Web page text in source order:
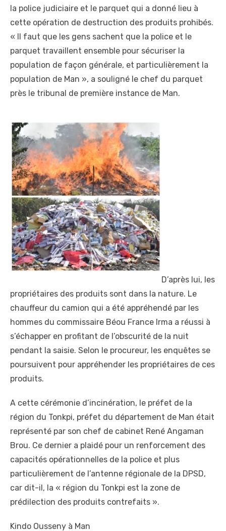
la police judiciaire et le parquet qui a donné lieu à
cette opération de destruction des produits prohibés.
« Il faut que les gens sachent que la police et le
parquet travaillent ensemble pour sécuriser la
population de façon générale, et particulièrement la
population de Man », a souligné le chef du parquet
près le tribunal de première instance de Man.
D’après lui, les
propriétaires des produits sont dans la nature. Le
chauffeur du camion qui a été appréhendé par les
hommes du commissaire Béou France Irma a réussi à
s’échapper en profitant de l’obscurité de la nuit
pendant la saisie. Selon le procureur, les enquêtes se
poursuivent pour appréhender les propriétaires de ces
produits.
A cette cérémonie d’incinération, le préfet de la
région du Tonkpi, préfet du département de Man était
représenté par son chef de cabinet René Angaman
Brou. Ce dernier a plaidé pour un renforcement des
capacités opérationnelles de la police et plus
particulièrement de l’antenne régionale de la DPSD,
car dit-il, la « région du Tonkpi est la zone de
prédilection des produits contrefaits ».
Kindo Ousseny à Man